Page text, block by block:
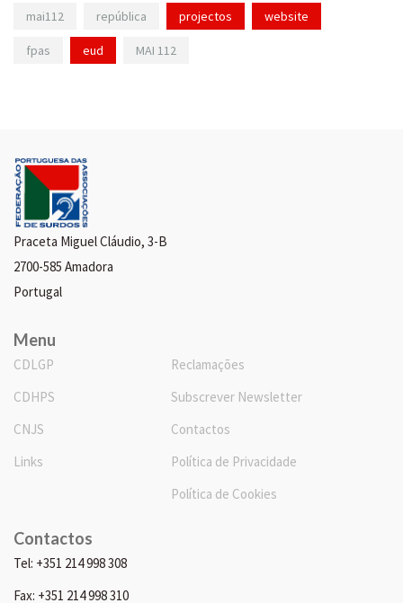
mai112 república projectos website
fpas eud MAI 112
Praceta Miguel Cláudio, 3-B
2700-585 Amadora
Portugal
Menu
CDLGP
CDHPS
CNJS
Links
Reclamações
Subscrever Newsletter
Contactos
Política de Privacidade
Política de Cookies
Contactos
Tel: +351 214 998 308
Fax: +351 214 998 310